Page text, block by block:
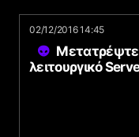
02/12/2016 14:45
Μετατρέψτε
λειτουργικό